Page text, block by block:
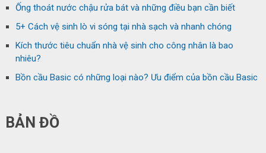
Ống thoát nước chậu rửa bát và những điều bạn cần biết
5+ Cách vệ sinh lò vi sóng tại nhà sạch và nhanh chóng
Kích thước tiêu chuẩn nhà vệ sinh cho công nhân là bao
nhiêu?
Bồn cầu Basic có những loại nào? Ưu điểm của bồn cầu Basic
BẢN ĐỒ